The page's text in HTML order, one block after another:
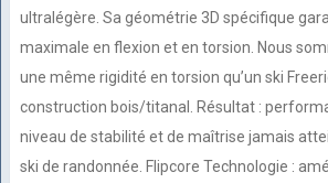
ultralégère. Sa géométrie 3D spécifique
maximale en flexion et en torsion. Nous
une même rigidité en torsion qu’un ski
construction bois/titanal. Résultat :
niveau de stabilité et de maîtrise jamais
ski de randonnée. Flipcore Technologie :